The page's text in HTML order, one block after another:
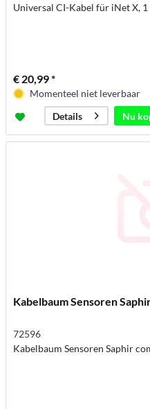
Universal CI-Kabel für iNet X, 1
€ 20,99 *
Momenteel niet leverbaar
Details
Nu
Kabelbaum Sensoren
72596
Kabelbaum Sensoren Saphir